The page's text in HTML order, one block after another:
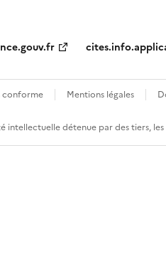
conforme Mentions légales
détenue par des tiers,